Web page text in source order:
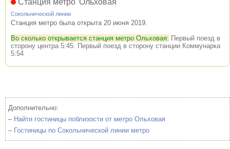
Станция метро 'Ольховая'
Сокольнической линии
Станция метро была открыта 20 июня 2019.
Во сколько открывается станция метро Ольховая: Первый поезд в
сторону центра 5:45. Первый поезд в сторону станции Коммунарка
5:54
Дополнительно:
– Найти гостиницы поблизости от метро Ольховая
– Гостиницы по Сокольнической линии метро